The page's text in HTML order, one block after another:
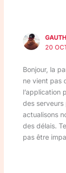
20
Bonjour, la
ne vient pas
l’application
des serveurs
actualisons
des délais.
pas être